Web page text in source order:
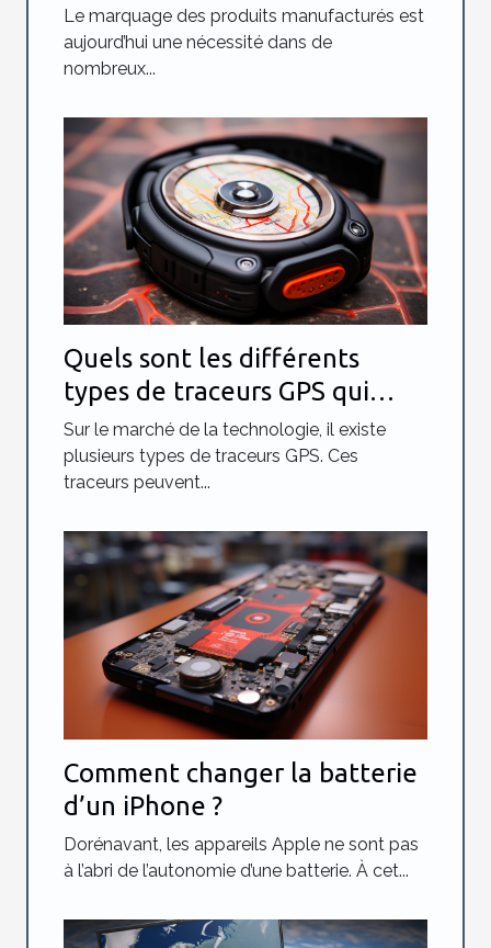
Le marquage des produits manufacturés est
aujourd’hui une nécessité dans de
nombreux...
Quels sont les différents
types de traceurs GPS qui
existent ?
Sur le marché de la technologie, il existe
plusieurs types de traceurs GPS. Ces
traceurs peuvent...
Comment changer la batterie
d’un iPhone ?
Dorénavant, les appareils Apple ne sont pas
à l’abri de l’autonomie d’une batterie. À cet...